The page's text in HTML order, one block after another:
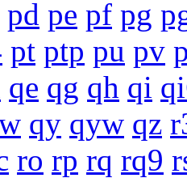
pd pe pf pg
pt ptp pu pv
qe qg qh qi
qy qyw qz
ro rp rq rq9